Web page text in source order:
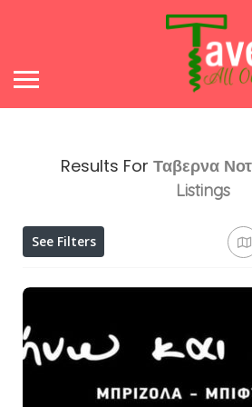
Results For Ταβερνα
Listings
See Filters